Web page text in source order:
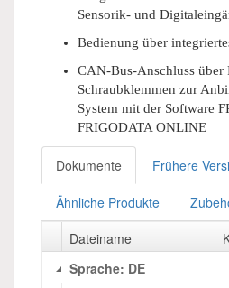
Sensorik- und
Bedienung über
CAN-Bus-Anschluss über
Schraubklemmen zur
System mit der Software
FRIGODATA ONLINE
Dokumente Frühere
Ähnliche Produkte
Dateiname
Sprache: DE